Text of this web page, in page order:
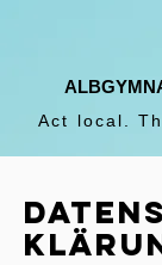
Act local.